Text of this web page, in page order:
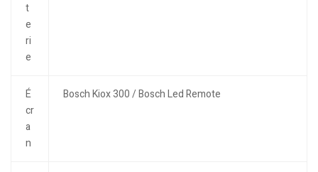
t
e
ri
e
É
cr
a
n
Bosch Kiox 300 / Bosch Led Remote